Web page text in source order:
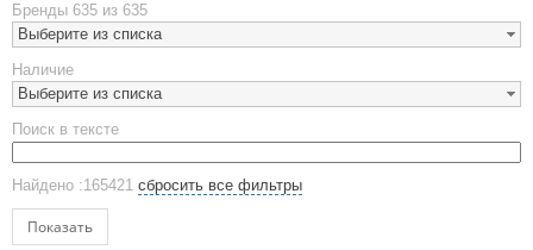
Наборы посуды
Предметы сервировки
Стаканы
Эко кружки
ЕВРОПОСУДА
Аксессуары
Ежедневники и блокноты
Бренды 635 из 635
Выберите из списка
Наличие
Выберите из списка
Поиск в тексте
Найдено :165421 сбросить все фильтры
Показать